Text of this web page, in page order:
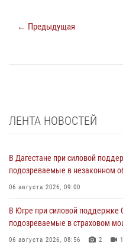
← Предыдущая
ЛЕНТА НОВОСТЕЙ
В Дагестане при силовой
подозреваемые в незаконном
06 августа 2026, 09:00
В Югре при силовой
подозреваемые в страховом
06 августа 2026, 08:56 2 1